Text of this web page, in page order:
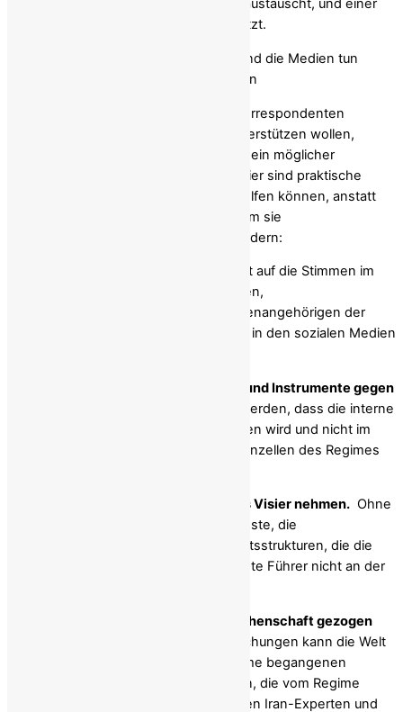
Revolution, die lediglich die Herrscher austauscht, und einer
echten Revolution, die die Regeln ersetzt.
Was die internationale Gemeinschaft und die Medien tun
sollten – und was sie unterlassen sollten
Wenn politische Führungskräfte und Korrespondenten
weltweit das iranische Volk wirklich unterstützen wollen,
müssen sie aufhören, so zu tun, als sei ein möglicher
Regimezusammenbruch ein Casting. Hier sind praktische
Iran helfen können, anstatt
dem Regime ungewollt zu nützen, indem sie
des Irans fördern:
Hört auf die Stimmen im
Iran; hört die Arbeiter, Studenten, Frauen,
Menschenrechtsverteidiger und Familienangehörigen der
Opfer, anstatt euch auf Selbstdarsteller in den sozialen Medien
Unterstützen Sie die Internetfreiheit und Instrumente gegen
Dadurch kann sichergestellt werden, dass die interne
Organisation von Iranern selbst getragen wird und nicht im
Ausland gesteuert oder von den Medienzellen des Regimes
Man muss den Repressionsapparat ins Visier nehmen. Ohne
die Revolutionsgarden, die Geheimdienste, die
Gefängnisnetzwerke und die Wirtschaftsstrukturen, die die
Brutalität finanzieren, könnte der Oberste Führer nicht an der
Die Verantwortlichen müssen zur Rechenschaft gezogen
Durch internationale Untersuchungen kann die Welt
die erschreckende Liste der vom Regime begangenen
Gräueltaten und Terrorakte anerkennen, die vom Regime
erfolgreich vertuscht und von westlichen Iran-Experten und